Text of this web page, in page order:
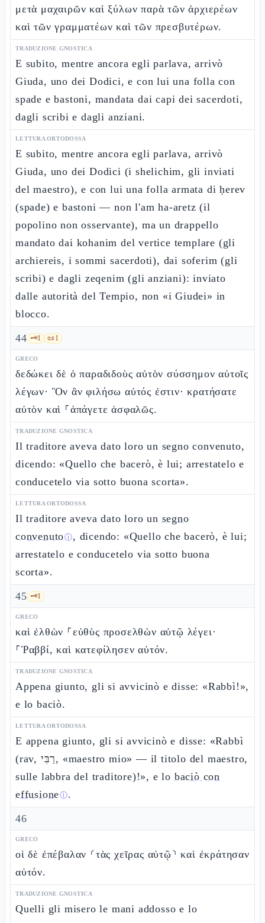
μετὰ μαχαιρῶν καὶ ξύλων παρὰ τῶν ἀρχιερέων
καὶ τῶν γραμματέων καὶ τῶν πρεσβυτέρων.
TRADUZIONE GNOSTICA
E subito, mentre ancora egli parlava, arrivò
Giuda, uno dei Dodici, e con lui una folla con
spade e bastoni, mandata dai capi dei sacerdoti,
dagli scribi e dagli anziani.
LETTURA ORTODOSSA
E subito, mentre ancora egli parlava, arrivò
Giuda, uno dei Dodici (i shelichim, gli inviati
del maestro), e con lui una folla armata di ḥerev
(spade) e bastoni — non l'am ha-aretz (il
popolino non osservante), ma un drappello
mandato dai kohanim del vertice templare (gli
archiereis, i sommi sacerdoti), dai soferim (gli
scribi) e dagli zeqenim (gli anziani): inviato
dalle autorità del Tempio, non «i Giudei» in
blocco.
44 🗝️1 📜1
GRECO
δεδώκει δὲ ὁ παραδιδοὺς αὐτὸν σύσσημον αὐτοῖς
λέγων· Ὃν ἂν φιλήσω αὐτός ἐστιν· κρατήσατε
αὐτὸν καὶ ⸀ἀπάγετε ἀσφαλῶς.
TRADUZIONE GNOSTICA
Il traditore aveva dato loro un segno convenuto,
dicendo: «Quello che bacerò, è lui; arrestatelo e
conducetelo via sotto buona scorta».
LETTURA ORTODOSSA
Il traditore aveva dato loro un segno
convenutoⓘ, dicendo: «Quello che bacerò, è lui;
arrestatelo e conducetelo via sotto buona
scorta».
45 🗝️1
GRECO
καὶ ἐλθὼν ⸀εὐθὺς προσελθὼν αὐτῷ λέγει·
⸀Ῥαββί, καὶ κατεφίλησεν αὐτόν.
TRADUZIONE GNOSTICA
Appena giunto, gli si avvicinò e disse: «Rabbì!»,
e lo baciò.
LETTURA ORTODOSSA
E appena giunto, gli si avvicinò e disse: «Rabbì
(rav, רַבִּי, «maestro mio» — il titolo del maestro,
sulle labbra del traditore)!», e lo baciò con
effusioneⓘ.
46
GRECO
οἱ δὲ ἐπέβαλαν ⸂τὰς χεῖρας αὐτῷ⸃ καὶ ἐκράτησαν
αὐτόν.
TRADUZIONE GNOSTICA
Quelli gli misero le mani addosso e lo